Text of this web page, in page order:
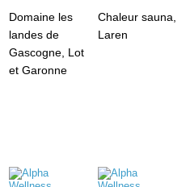
Domaine les
landes de
Gascogne, Lot
et Garonne
Chaleur sauna,
Laren